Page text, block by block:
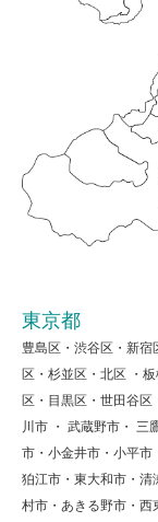
東京都
豊島区・渋谷区・新宿
区・杉並区・北区 ・
区・目黒区・世田谷区
川市 ・ 武蔵野市・ 三
市・小金井市・小平市
狛江市・東大和市・清
村市・あきる野市・西